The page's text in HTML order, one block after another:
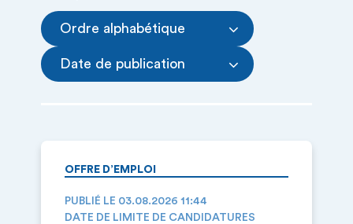
Ordre alphabétique
Date de publication
OFFRE D’EMPLOI
PUBLIÉ LE 03.08.2026 11:44
DATE DE LIMITE DE CANDIDATURES